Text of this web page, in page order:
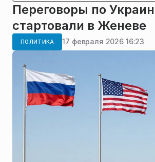
Переговоры по
стартовали в Женеве
ПОЛИТИКА 17 февраля 2026 16:23